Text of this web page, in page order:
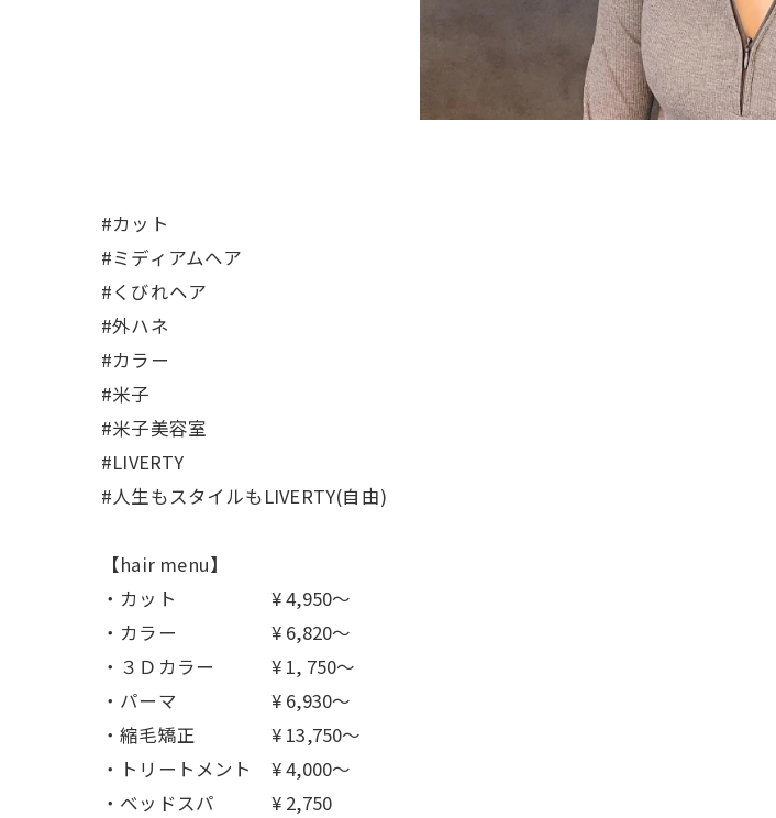
#カット
#ミディアムヘア
#くびれヘア
#外ハネ
#カラー
#米子
#米子美容室
#LIVERTY
#人生もスタイルもLIVERTY(自由)
【hair menu】
・カット ¥ 4,950〜
・カラー ¥ 6,820〜
・３Ｄカラー ¥ 1, 750〜
・パーマ ¥ 6,930〜
・縮毛矯正 ¥ 13,750〜
・トリートメント ¥ 4,000〜
・ベッドスパ ¥ 2,750